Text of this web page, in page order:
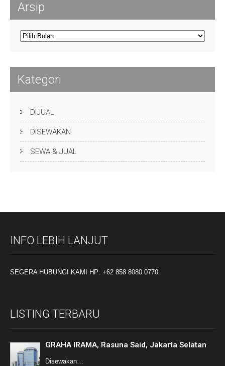
Arsip
Arsip
Kategori
DIJUAL
DISEWAKAN
SEWA & JUAL
INFO LEBIH LANJUT
SEGERA HUBUNGI KAMI HP: +62 858 8080 0770
LISTING TERBARU
GRAHA IRAMA, Rasuna Said, Jakarta Selatan
Disewakan…